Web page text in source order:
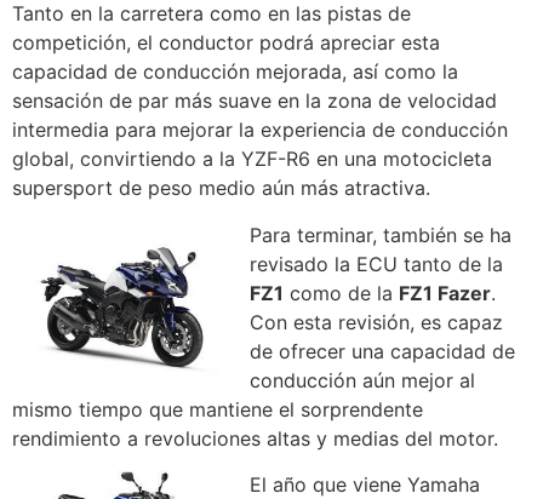
Tanto en la carretera como en las pistas de
competición, el conductor podrá apreciar esta
capacidad de conducción mejorada, así como la
sensación de par más suave en la zona de velocidad
intermedia para mejorar la experiencia de conducción
global, convirtiendo a la YZF-R6 en una motocicleta
supersport de peso medio aún más atractiva.
Para terminar, también se ha
revisado la ECU tanto de la
FZ1 como de la FZ1 Fazer.
Con esta revisión, es capaz
de ofrecer una capacidad de
conducción aún mejor al
mismo tiempo que mantiene el sorprendente
rendimiento a revoluciones altas y medias del motor.
El año que viene Yamaha